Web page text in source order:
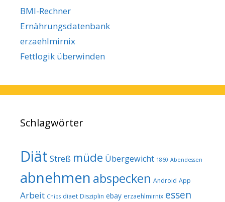
BMI-Rechner
Ernährungsdatenbank
erzaehlmirnix
Fettlogik überwinden
Schlagwörter
Diät Streß müde Übergewicht 1860 Abendessen
abnehmen abspecken Android App
Arbeit Chips diaet Disziplin ebay erzaehlmirnix essen